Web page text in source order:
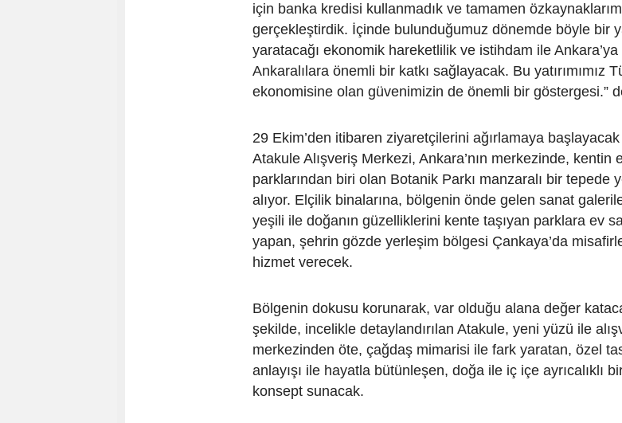
için banka kredisi kullanmadık ve tamamen
gerçekleştirdik. İçinde bulunduğumuz dönemde böyle bir
yaratacağı ekonomik hareketlilik ve istihdam ile Ankara’ya
Ankaralılara önemli bir katkı sağlayacak. Bu yatırımımız
ekonomisine olan güvenimizin de önemli bir göstergesi.”
29 Ekim’den itibaren ziyaretçilerini ağırlamaya
Atakule Alışveriş Merkezi, Ankara’nın merkezinde, kentin
parklarından biri olan Botanik Parkı manzaralı bir tepede
alıyor. Elçilik binalarına, bölgenin önde gelen sanat
yeşili ile doğanın güzelliklerini kente taşıyan parklara ev
yapan, şehrin gözde yerleşim bölgesi Çankaya’da
hizmet verecek.
Bölgenin dokusu korunarak, var olduğu alana değer
şekilde, incelikle detaylandırılan Atakule, yeni yüzü ile
merkezinden öte, çağdaş mimarisi ile fark yaratan, özel
anlayışı ile hayatla bütünleşen, doğa ile iç içe ayrıcalıklı
konsept sunacak.